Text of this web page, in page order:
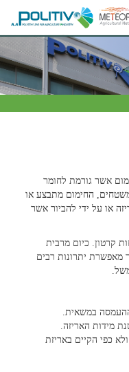
אשר גורמת לחומר
החימום מתבצע או
או על ידי להביור אשר
קרטון. כיום מרבית
מאפשרת יתרונות רבים
במשאית.
מידות האריזה.
כפי הקיים באריזת